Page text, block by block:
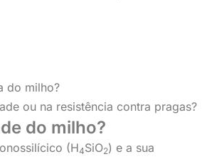
do milho?
ou na resistência contra pragas?
do milho?
(H4SiO2) e a sua